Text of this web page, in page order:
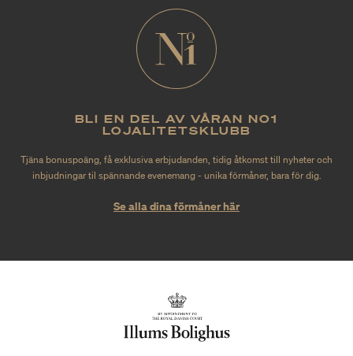
BLI EN DEL AV VÅRAN NO1
LOJALITETSKLUBB
Tjäna bonuspoäng, få exklusiva erbjudanden, tidig åtkomst till nyheter och
inbjudningar til spännande evenemang - unika förmåner, bara för dig.
Se alla dina förmåner här